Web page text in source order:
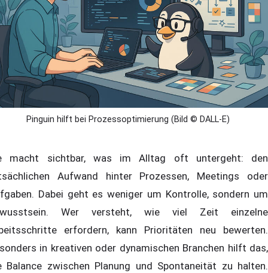
Pinguin hilft bei Prozessoptimierung (Bild © DALL-E)
macht sichtbar, was im Alltag oft untergeht: den
Aufwand hinter Prozessen, Meetings oder
Dabei geht es weniger um Kontrolle, sondern um
Wer versteht, wie viel Zeit einzelne
erfordern, kann Prioritäten neu bewerten.
in kreativen oder dynamischen Branchen hilft das,
Balance zwischen Planung und Spontaneität zu halten.